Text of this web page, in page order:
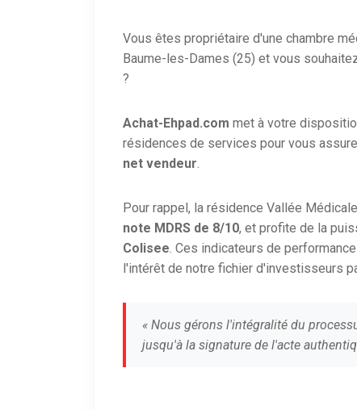
Vous êtes propriétaire d'une chambre
Baume-les-Dames (25) et vous
?
Achat-Ehpad.com met à votre
résidences de services pour vous
net vendeur.
Pour rappel, la résidence Vallée
note MDRS de 8/10, et profite de la
Colisee. Ces indicateurs de
l'intérêt de notre fichier d'investisseurs
« Nous gérons l'intégralité du
jusqu'à la signature de l'acte